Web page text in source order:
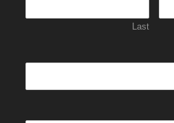
Last